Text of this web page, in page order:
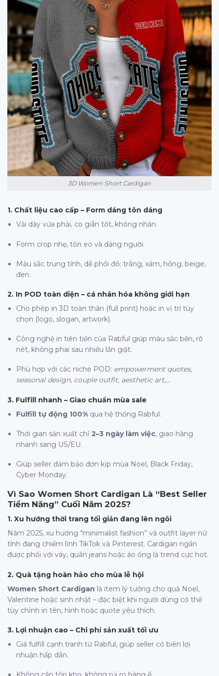
3D Women Short Cardigan
1. Chất liệu cao cấp – Form dáng tôn dáng
Vải dày vừa phải, co giãn tốt, không nhăn.
Form crop nhẹ, tôn eo và dáng người.
Màu sắc trung tính, dễ phối đồ: trắng, xám, hồng, beige,
đen.
2. In POD toàn diện – cá nhân hóa không giới hạn
Cho phép in 3D toàn thân (full print) hoặc in vị trí tùy
chọn (logo, slogan, artwork).
Công nghệ in tiên tiến của Rabful giúp màu sắc bền, rõ
nét, không phai sau nhiều lần giặt.
Phù hợp với các niche POD: empowerment quotes,
seasonal design, couple outfit, aesthetic art,…
3. Fulfill nhanh – Giao chuẩn mùa sale
Fulfill tự động 100% qua hệ thống Rabful.
Thời gian sản xuất chỉ2–3 ngày làm việc, giao hàng
nhanh sang US/EU.
Giúp seller đảm bảo đơn kịp mùa Noel, Black Friday,
Cyber Monday.
Vì Sao Women Short Cardigan Là “Best Seller
Tiềm Năng” Cuối Năm 2025?
1. Xu hướng thời trang tối giản đang lên ngôi
Năm 2025, xu hướng “minimalist fashion” và outfit layer nữ
tính đang chiếm lĩnh TikTok và Pinterest. Cardigan ngắn
được phối với váy, quần jeans hoặc áo ống là trend cực hot.
2. Quà tặng hoàn hảo cho mùa lễ hội
Women Short Cardigan là item lý tưởng cho quà Noel,
Valentine hoặc sinh nhật – đặc biệt khi người dùng có thể
tùy chỉnh in tên, hình hoặc quote yêu thích.
3. Lợi nhuận cao – Chi phí sản xuất tối ưu
Giá fulfill cạnh tranh từ Rabful, giúp seller có biên lợi
nhuận hấp dẫn.